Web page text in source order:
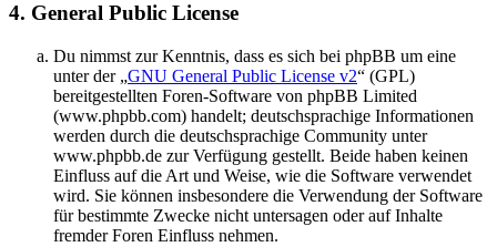
4. General Public License
Du nimmst zur Kenntnis, dass es sich bei phpBB um eine
unter der „GNU General Public License v2“ (GPL)
bereitgestellten Foren-Software von phpBB Limited
(www.phpbb.com) handelt; deutschsprachige Informationen
werden durch die deutschsprachige Community unter
www.phpbb.de zur Verfügung gestellt. Beide haben keinen
Einfluss auf die Art und Weise, wie die Software verwendet
wird. Sie können insbesondere die Verwendung der Software
für bestimmte Zwecke nicht untersagen oder auf Inhalte
fremder Foren Einfluss nehmen.